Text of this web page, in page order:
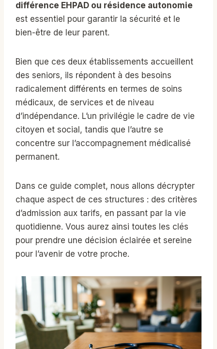
différence EHPAD ou résidence autonomie
est essentiel pour garantir la sécurité et le
bien-être de leur parent.
Bien que ces deux établissements accueillent
des seniors, ils répondent à des besoins
radicalement différents en termes de soins
médicaux, de services et de niveau
d’indépendance. L’un privilégie le cadre de vie
citoyen et social, tandis que l’autre se
concentre sur l’accompagnement médicalisé
permanent.
Dans ce guide complet, nous allons décrypter
chaque aspect de ces structures : des critères
d’admission aux tarifs, en passant par la vie
quotidienne. Vous aurez ainsi toutes les clés
pour prendre une décision éclairée et sereine
pour l’avenir de votre proche.